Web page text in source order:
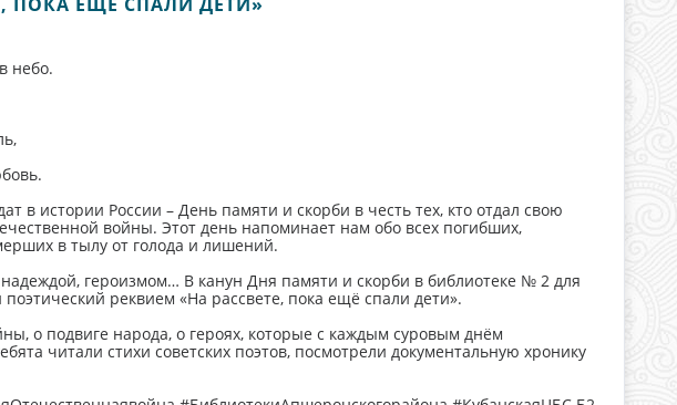
небо.
в истории России – День памяти и скорби в честь тех, кто отдал свою
войны. Этот день напоминает нам обо всех погибших,
в тылу от голода и лишений.
героизмом… В канун Дня памяти и скорби в библиотеке № 2 для
реквием «На рассвете, пока ещё спали дети».
о подвиге народа, о героях, которые с каждым суровым днём
читали стихи советских поэтов, посмотрели документальную хронику